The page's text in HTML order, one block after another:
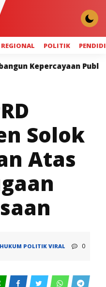
REGIONAL POLITIK
Publik Wagub
Solok
Atas
HUKUM POLITIK VIRAL 0